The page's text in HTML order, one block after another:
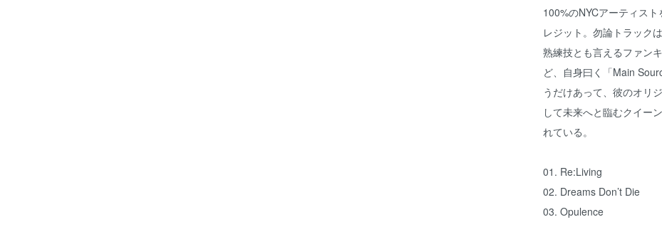
100%のNYCアーティス
レジット。勿論トラック
熟練技とも言えるファン
ど、自身曰く「Main
うだけあって、彼のオリ
して未来へと臨むクイー
れている。
01. Re:Living
02. Dreams Don’t Die
03. Opulence